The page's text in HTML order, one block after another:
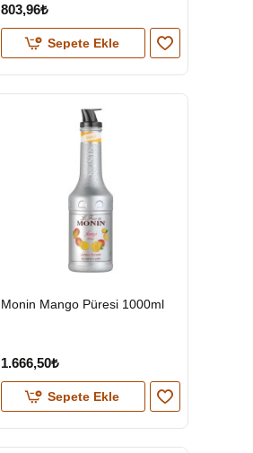
803,96₺
Sepete Ekle
HIZLI
GÖNDERİ
Monin Mango Püresi 1000ml
1.666,50₺
Sepete Ekle